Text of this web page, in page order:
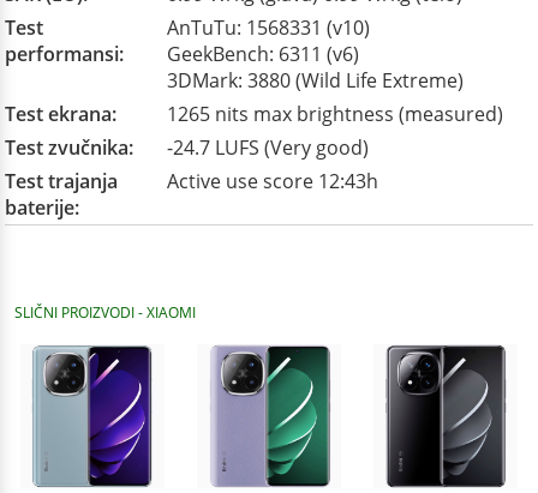
Test
performansi:
AnTuTu: 1568331 (v10)
GeekBench: 6311 (v6)
3DMark: 3880 (Wild Life Extreme)
Test ekrana:
1265 nits max brightness (measured)
Test zvučnika:
-24.7 LUFS (Very good)
Test trajanja
baterije:
Active use score 12:43h
SLIČNI PROIZVODI - XIAOMI